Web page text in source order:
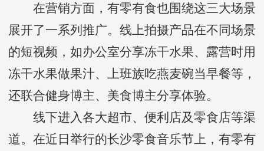
在营销方面，有零有食也围绕这三大场景
展开了一系列推广。线上拍摄产品在不同场景
的短视频，如办公室分享冻干水果、露营时用
冻干水果做果汁、上班族吃燕麦碗当早餐等，
还联合健身博主、美食博主分享体验。
线下进入各大超市、便利店及零食店等渠
道。在近日举行的长沙零食音乐节上，有零有